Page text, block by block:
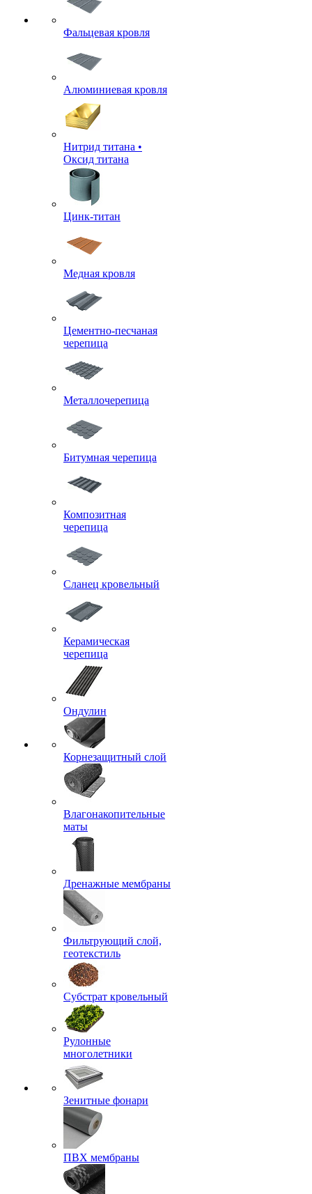
Фальцевая кровля
Алюминиевая кровля
Нитрид титана •
Оксид титана
Цинк-титан
Медная кровля
Цементно-песчаная
черепица
Металлочерепица
Битумная черепица
Композитная
черепица
Сланец кровельный
Керамическая
черепица
Ондулин
Корнезащитный слой
Влагонакопительные
маты
Дренажные мембраны
Фильтрующий слой,
геотекстиль
Субстрат кровельный
Рулонные
многолетники
Зенитные фонари
ПВХ мембраны